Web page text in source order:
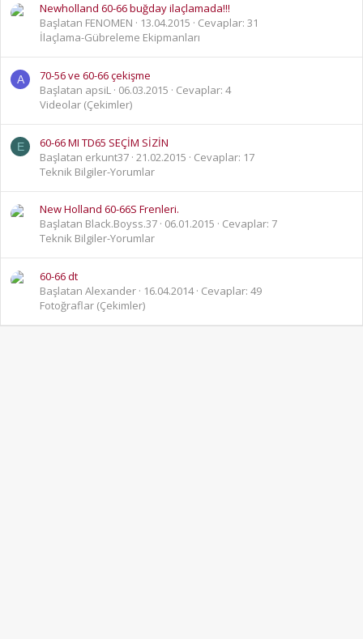
Newholland 60-66 buğday ilaçlamada!!!
Başlatan FENOMEN
13.04.2015
Cevaplar: 31
İlaçlama-Gübreleme Ekipmanları
A
70-56 ve 60-66 çekişme
Başlatan apsiL 06.03.2015
Cevaplar: 4
Videolar (Çekimler)
E
60-66 MI TD65 SEÇİM SİZİN
Başlatan erkunt37 21.02.2015
Cevaplar: 17
Teknik Bilgiler-Yorumlar
New Holland 60-66S Frenleri.
Başlatan Black.Boyss.37 06.01.2015
Cevaplar: 7
Teknik Bilgiler-Yorumlar
60-66 dt
Başlatan Alexander
16.04.2014 Cevaplar: 49
Fotoğraflar (Çekimler)